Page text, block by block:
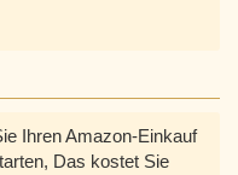
Ihren Amazon-Einkauf
Das kostet Sie